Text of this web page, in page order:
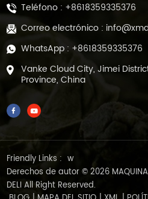
Teléfono : +8618359335376
Correo electrónico :
WhatsApp : +8618359335376
Vanke Cloud City, Jimei
Province, China
Friendly Links : w
Derechos de autor © 2026
DELI All Right Reserved.